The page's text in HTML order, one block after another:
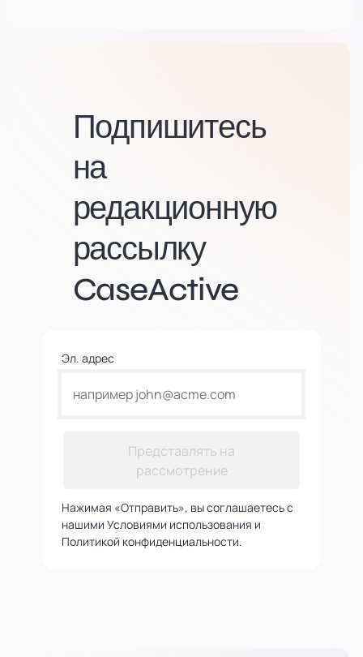
Подпишитесь
на
редакционную
рассылку
CaseActive
Эл. адрес
Представлять на
рассмотрение
Нажимая «Отправить», вы соглашаетесь с
нашими Условиями использования и
Политикой конфиденциальности.